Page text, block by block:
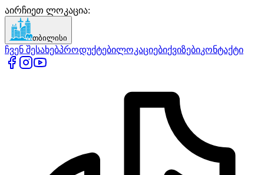
აირჩიეთ ლოკაცია:
თბილისი
ჩვენ შესახებპროდუქტებილოკაციებიქვიზებიკონტაქტი